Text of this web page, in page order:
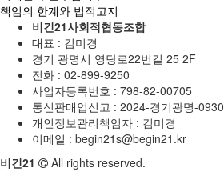
책임의 한계와 법적고지
비긴21사회적협동조합
대표 : 김미경
경기 광명시 영당로22번길 25 2F
전화 : 02-899-9250
사업자등록번호 : 798-82-00705
통신판매업신고 : 2024-경기광명-0930
개인정보관리책임자 : 김미경
이메일 : begin21s@begin21.kr
비긴21
All rights reserved.